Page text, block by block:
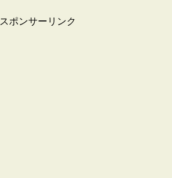
スポンサーリンク